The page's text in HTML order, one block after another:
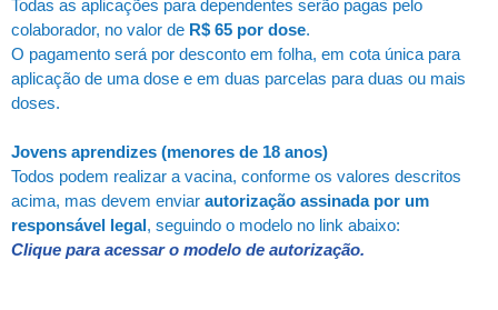
Todas as aplicações para dependentes serão pagas pelo
colaborador, no valor de R$ 65 por dose.
O pagamento será por desconto em folha, em cota única para
aplicação de uma dose e em duas parcelas para duas ou mais
doses.
Jovens aprendizes (menores de 18 anos)
Todos podem realizar a vacina, conforme os valores descritos
acima, mas devem enviar autorização assinada por um
responsável legal, seguindo o modelo no link abaixo:
Clique para acessar o modelo de autorização.